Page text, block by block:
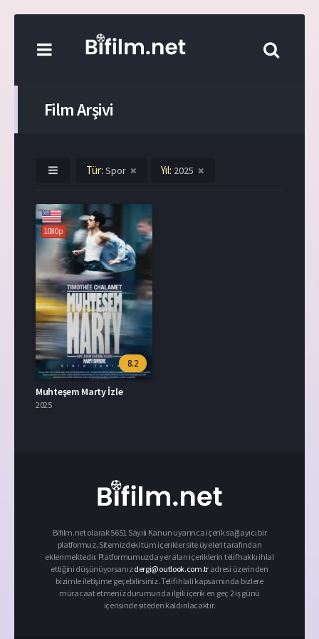
Film Arşivi
Tür: Spor Yıl: 2025
1080p
8.2
Muhteşem Marty İzle
2025
Bifilm.net olarak 5651 Sayılı Kanun uyarınca içerik sağlayıcı bir
platformuz. Sitemizdeki tüm içerikler site üyeleri tarafından
eklenmektedir. Platformumuzda yer alan içeriklerin telif hakkı ihlal
ettiğini düşünüyorsanızdergi@outlook.com.tr adresi üzerinden
bizimle iletişime geçebilirsiniz. Telif ihlali kapsamında bizlere
müracaat etmeniz durumunda ilgili içerik en geç 2 iş günü
içerisinde siteden kaldırılacaktır.